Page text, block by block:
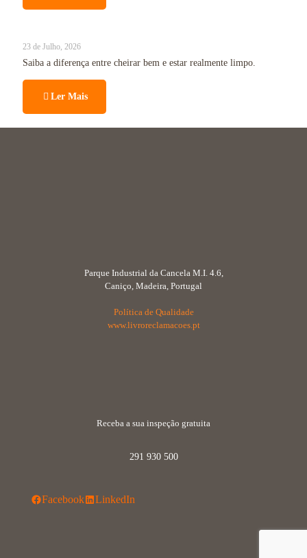
23 de Julho, 2026
Saiba a diferença entre cheirar bem e estar realmente limpo.
Ler Mais
Parque Industrial da Cancela M.I. 4.6,
Caniço, Madeira, Portugal
Política de Qualidade
www.livroreclamacoes.pt
Receba a sua inspeção gratuita
291 930 500
Facebook LinkedIn